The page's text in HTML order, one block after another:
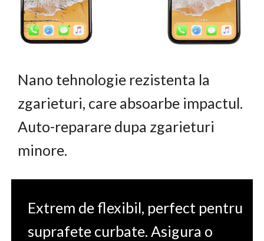
Nano tehnologie rezistenta la
zgarieturi, care absoarbe impactul.
Auto-reparare dupa zgarieturi
minore.
Extrem de flexibil, perfect pentru
suprafete curbate. Asigura o